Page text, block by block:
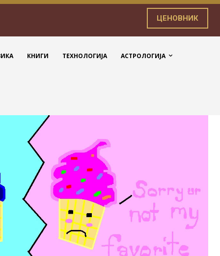
ЦЕНОВНИК
КНИГИ ТЕХНОЛОГИЈА АСТРОЛОГИЈА